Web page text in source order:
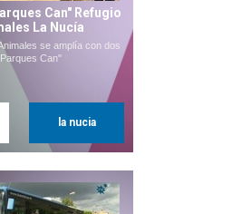
Can" Refugio
La Nucía
se amplía con dos
Can"
la nucia